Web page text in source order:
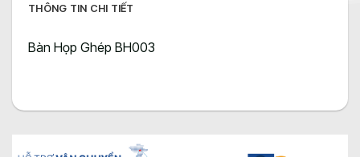
THÔNG TIN CHI TIẾT
Bàn Họp Ghép BH003